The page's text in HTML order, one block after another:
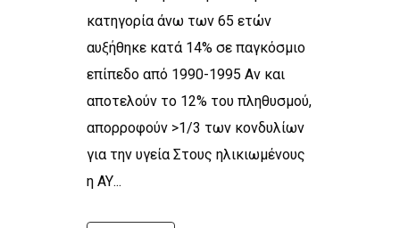
κατηγορία άνω των 65 ετών
αυξήθηκε κατά 14% σε παγκόσμιο
επίπεδο από 1990-1995 Αν και
αποτελούν το 12% του πληθυσμού,
απορροφούν >1/3 των κονδυλίων
για την υγεία Στους ηλικιωμένους
η ΑΥ...